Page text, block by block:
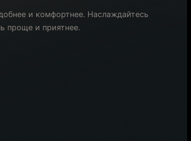
и комфортнее. Наслаждайтесь
проще и приятнее.